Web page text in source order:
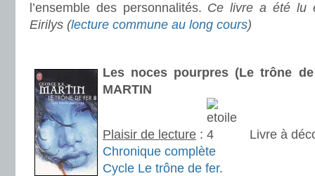
l’ensemble des personnalités. Ce livre a été lu
Eirilys (lecture commune au long cours)
Les noces pourpres (Le trône
MARTIN
Plaisir de lecture :
Livre à
Chronique complète
Cycle Le trône de fer.